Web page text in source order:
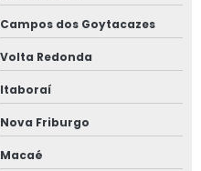
em vasos de pressão
10
Campos dos Goytacazes
Volta Redonda
Itaboraí
Nova Friburgo
Macaé